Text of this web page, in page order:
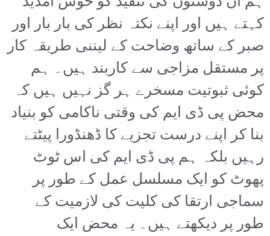
کہتے ہیں اور اپنے نکتہ نظر کی بار بار اور
صبر کے ساتھ وضاحت کے لیننی طریقہ کار
پر مستقل مزاجی سے کاربند ہیں۔ ہم
کوئی ثبوتیت مسخرے ہر گز نہیں ہیں کہ
محض پی ڈی ایم کی وقتی ناکامی کو بنیاد
بنا کر اپنے درست تجزیے کا ڈھنڈورا پیٹتے
رہیں بلکہ ہم پی ڈی ایم کی اس ٹوٹ
پھوٹ کو ایک مسلسل عمل کے طور پر
سماجی ارتقا کی کلیت کی لازمیت کے
طور پر دیکھتے ہیں۔ یہ محض ایک